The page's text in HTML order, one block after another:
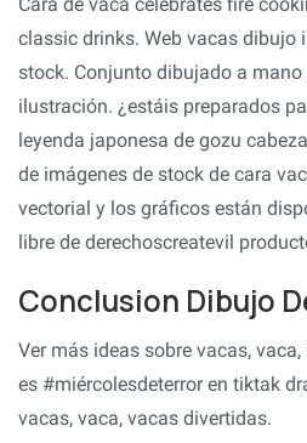
classic drinks. Web vacas dibujo
stock. Conjunto dibujado a
ilustración. ¿estáis preparados
leyenda japonesa de gozu
de imágenes de stock de cara
vectorial y los gráficos están
libre de derechoscreatevil
Conclusion Dibujo
Ver más ideas sobre vacas,
es #miércolesdeterror en tiktak
vacas, vaca, vacas divertidas.